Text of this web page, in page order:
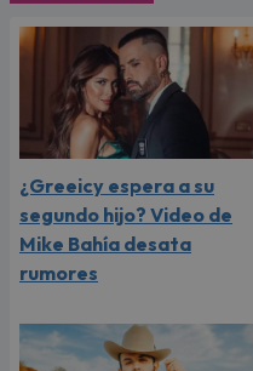
¿Greeicy espera a su
segundo hijo? Video de
Mike Bahía desata
rumores